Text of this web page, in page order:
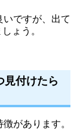
ですが、出て
ょう。
付けたら
があります。